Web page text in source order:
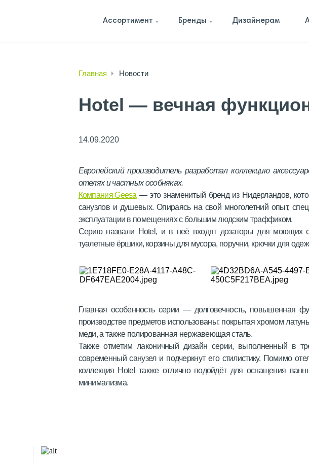
Ассортимент Бренды Дизайнерам
Главная Новости
Hotel — вечная
14.09.2020
Европейский производитель разработал коллекцию
отелях и частных особняках.
Компания Geesa — это знаменитый бренд из Нидерландов,
санузлов и душевых. Опираясь на свой многолетний опыт,
эксплуатации в помещениях с большим людским траффиком.
Серию назвали Hotel, и в неё входят дозаторы для моющих
туалетные ёршики, корзины для мусора, поручни, крючки для
Главная особенность серии — долговечность, повышенная
производстве предметов использованы: покрытая хромом
меди, а также полированная нержавеющая сталь.
Также отметим лаконичный дизайн серии, выполненный в
современный санузел и подчеркнут его стилистику. Помимо
коллекция Hotel также отлично подойдёт для оснащения
минимализма.